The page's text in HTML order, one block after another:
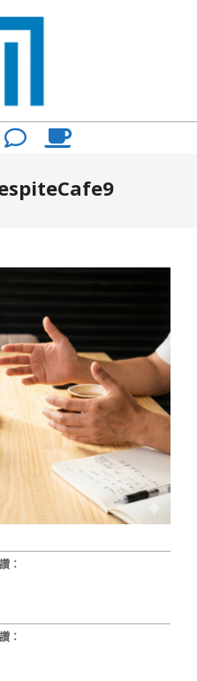
：
：